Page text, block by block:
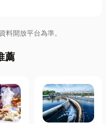
料開放平台為準。
薦